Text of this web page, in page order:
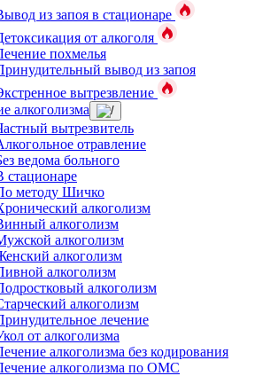
из запоя в стационаре
от алкоголя
похмелья
вывод из запоя
вытрезвление
алкоголизма
вытрезвитель
отравление
ведома больного
стационаре
методу Шичко
алкоголизм
алкоголизм
алкоголизм
алкоголизм
алкоголизм
алкоголизм
алкоголизм
лечение
от алкоголизма
алкоголизма без кодирования
алкоголизма по ОМС